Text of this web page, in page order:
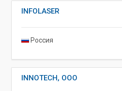
INFOLASER
Россия
INNOTECH, ООО